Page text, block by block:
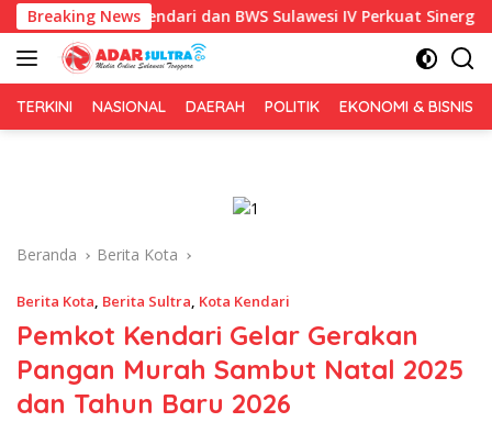
Langsung
ke
konten
Breaking News
Kendari dan BWS Sulawesi IV Perkuat Sinergi Jaga Irigasi
TERKINI NASIONAL DAERAH POLITIK EKONOMI & BISNIS
Beranda Berita Kota
Berita Kota, Berita Sultra, Kota Kendari
Pemkot Kendari Gelar Gerakan
Pangan Murah Sambut Natal 2025
dan Tahun Baru 2026